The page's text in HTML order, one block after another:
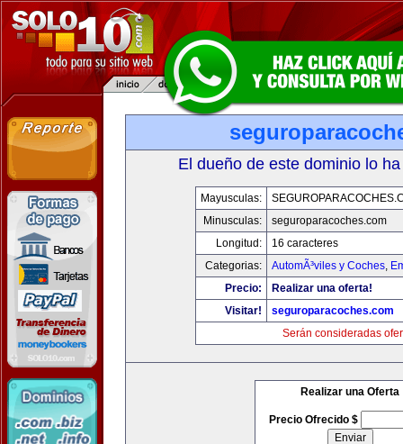
El dueño de este dominio lo
Mayusculas:
Minusculas:
seguroparacoches.com
Longitud:
16 caracteres
Categorias:
AutomÃ³viles y Coches,
Precio:
Realizar una oferta!
Visitar!
seguroparacoches.com
Serán consideradas
Realizar una Oferta
Precio Ofrecido $